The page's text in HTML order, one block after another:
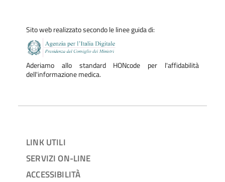
Sito web realizzato secondo le linee guida di:
Aderiamo allo standard HONcode per l'affidabilità
dell'informazione medica.
LINK UTILI
SERVIZI ON-LINE
ACCESSIBILITÀ